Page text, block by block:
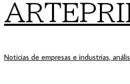
Noticias de empresas e industrias,